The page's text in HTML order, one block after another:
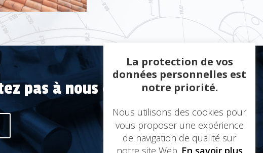
pas à nous contacter
La protection de vos
données personnelles est
notre priorité.
Nous utilisons des cookies pour
vous proposer une expérience
de navigation de qualité sur